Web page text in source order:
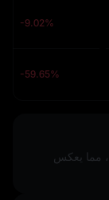
-9.02%
-59.65%
، مما يعكس